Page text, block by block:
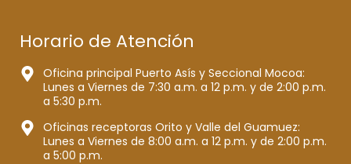
Horario de Atención
Oficina principal Puerto Asís y Seccional Mocoa:
Lunes a Viernes de 7:30 a.m. a 12 p.m. y de 2:00 p.m.
a 5:30 p.m.
Oficinas receptoras Orito y Valle del Guamuez:
Lunes a Viernes de 8:00 a.m. a 12 p.m. y de 2:00 p.m.
a 5:00 p.m.